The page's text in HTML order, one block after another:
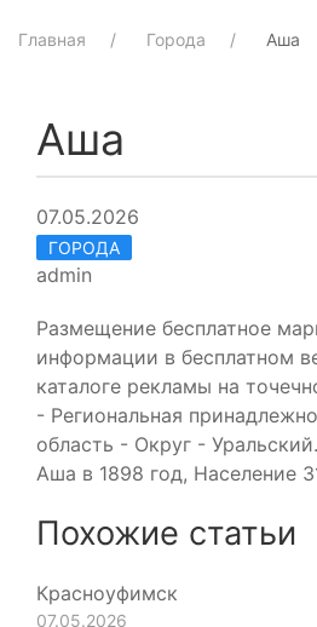
Главная Города Аша
Аша
07.05.2026
ГОРОДА
admin
Размещение бесплатное
информации в бесплатном
каталоге рекламы на
- Региональная
область - Округ -
Аша в 1898 год, Население
Похожие статьи
Красноуфимск
07.05.2026